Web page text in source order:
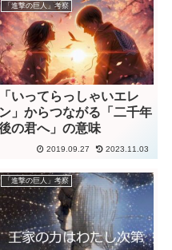
「進撃の巨人」考察
「いってらっしゃいエレ
ン」からつながる「二千年
の君へ」の意味
2019.09.27 2023.11.03
「進撃の巨人」考察